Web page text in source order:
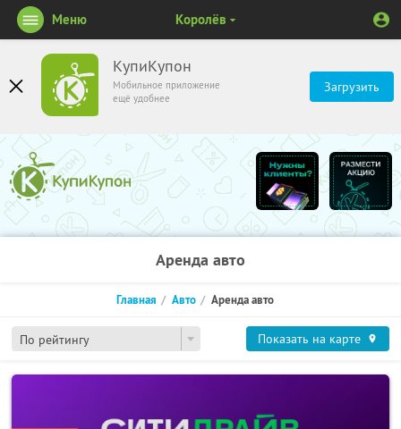
КупиКупон
Мобильное приложение
ещё удобнее
Загрузить
Меню Королёв
Аренда авто
По рейтингу
Главная Авто Аренда авто
Показать на карте